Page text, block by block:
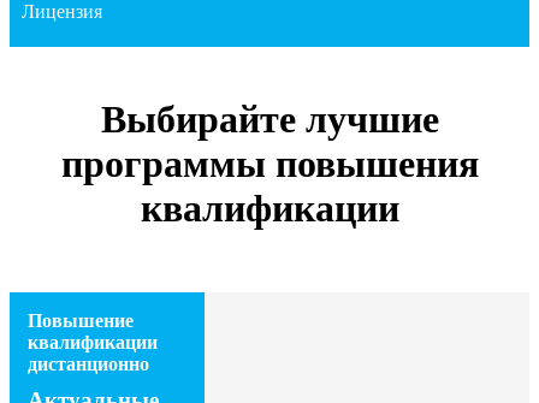
Лицензия
Выбирайте лучшие
программы повышения
квалификации
Повышение
квалификации
дистанционно